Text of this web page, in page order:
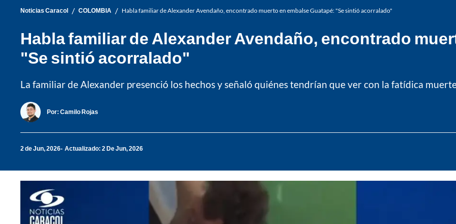
Noticias Caracol / COLOMBIA / Habla familiar de Alexander Avendaño, encontrado muerto en embalse Guatapé: "Se sintió acorralado"
Habla familiar de Alexander Avendaño, encontrado
"Se sintió acorralado"
La familiar de Alexander presenció los hechos y señaló quiénes tendrían que ver con la fatídica
Por: Camilo Rojas
2 de Jun, 2026 Actualizado: 2 De Jun, 2026